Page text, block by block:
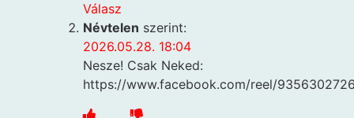
Válasz
Névtelen szerint:
2026.05.28. 18:04
Nesze! Csak Neked:
https://www.facebook.com/reel/